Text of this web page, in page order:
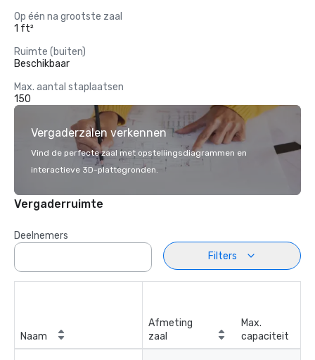
Op één na grootste zaal
1 ft²
Ruimte (buiten)
Beschikbaar
Max. aantal staplaatsen
150
Vergaderzalen verkennen
Vind de perfecte zaal met opstellingsdiagrammen en
interactieve 3D-plattegronden.
Vergaderruimte
Deelnemers
Filters
Naam
Afmeting
zaal
Max.
capaciteit